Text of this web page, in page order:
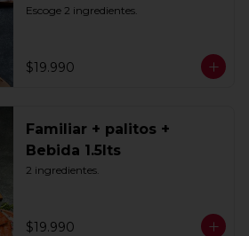
Escoge 2 ingredientes.
$19.990
Familiar + palitos +
Bebida 1.5lts
2 ingredientes.
$19.990